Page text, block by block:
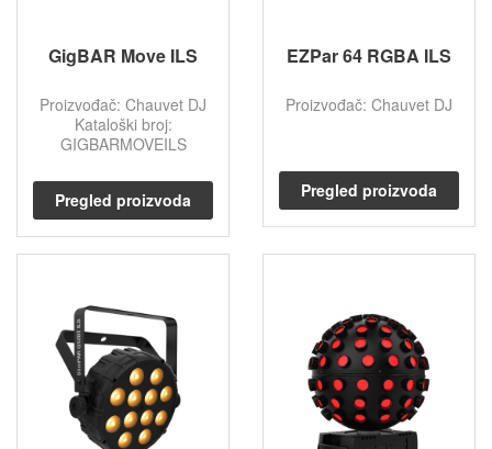
GigBAR Move ILS
Proizvođač: Chauvet DJ
Kataloški broj:
GIGBARMOVEILS
Pregled proizvoda
EZPar 64 RGBA ILS
Proizvođač: Chauvet DJ
Pregled proizvoda